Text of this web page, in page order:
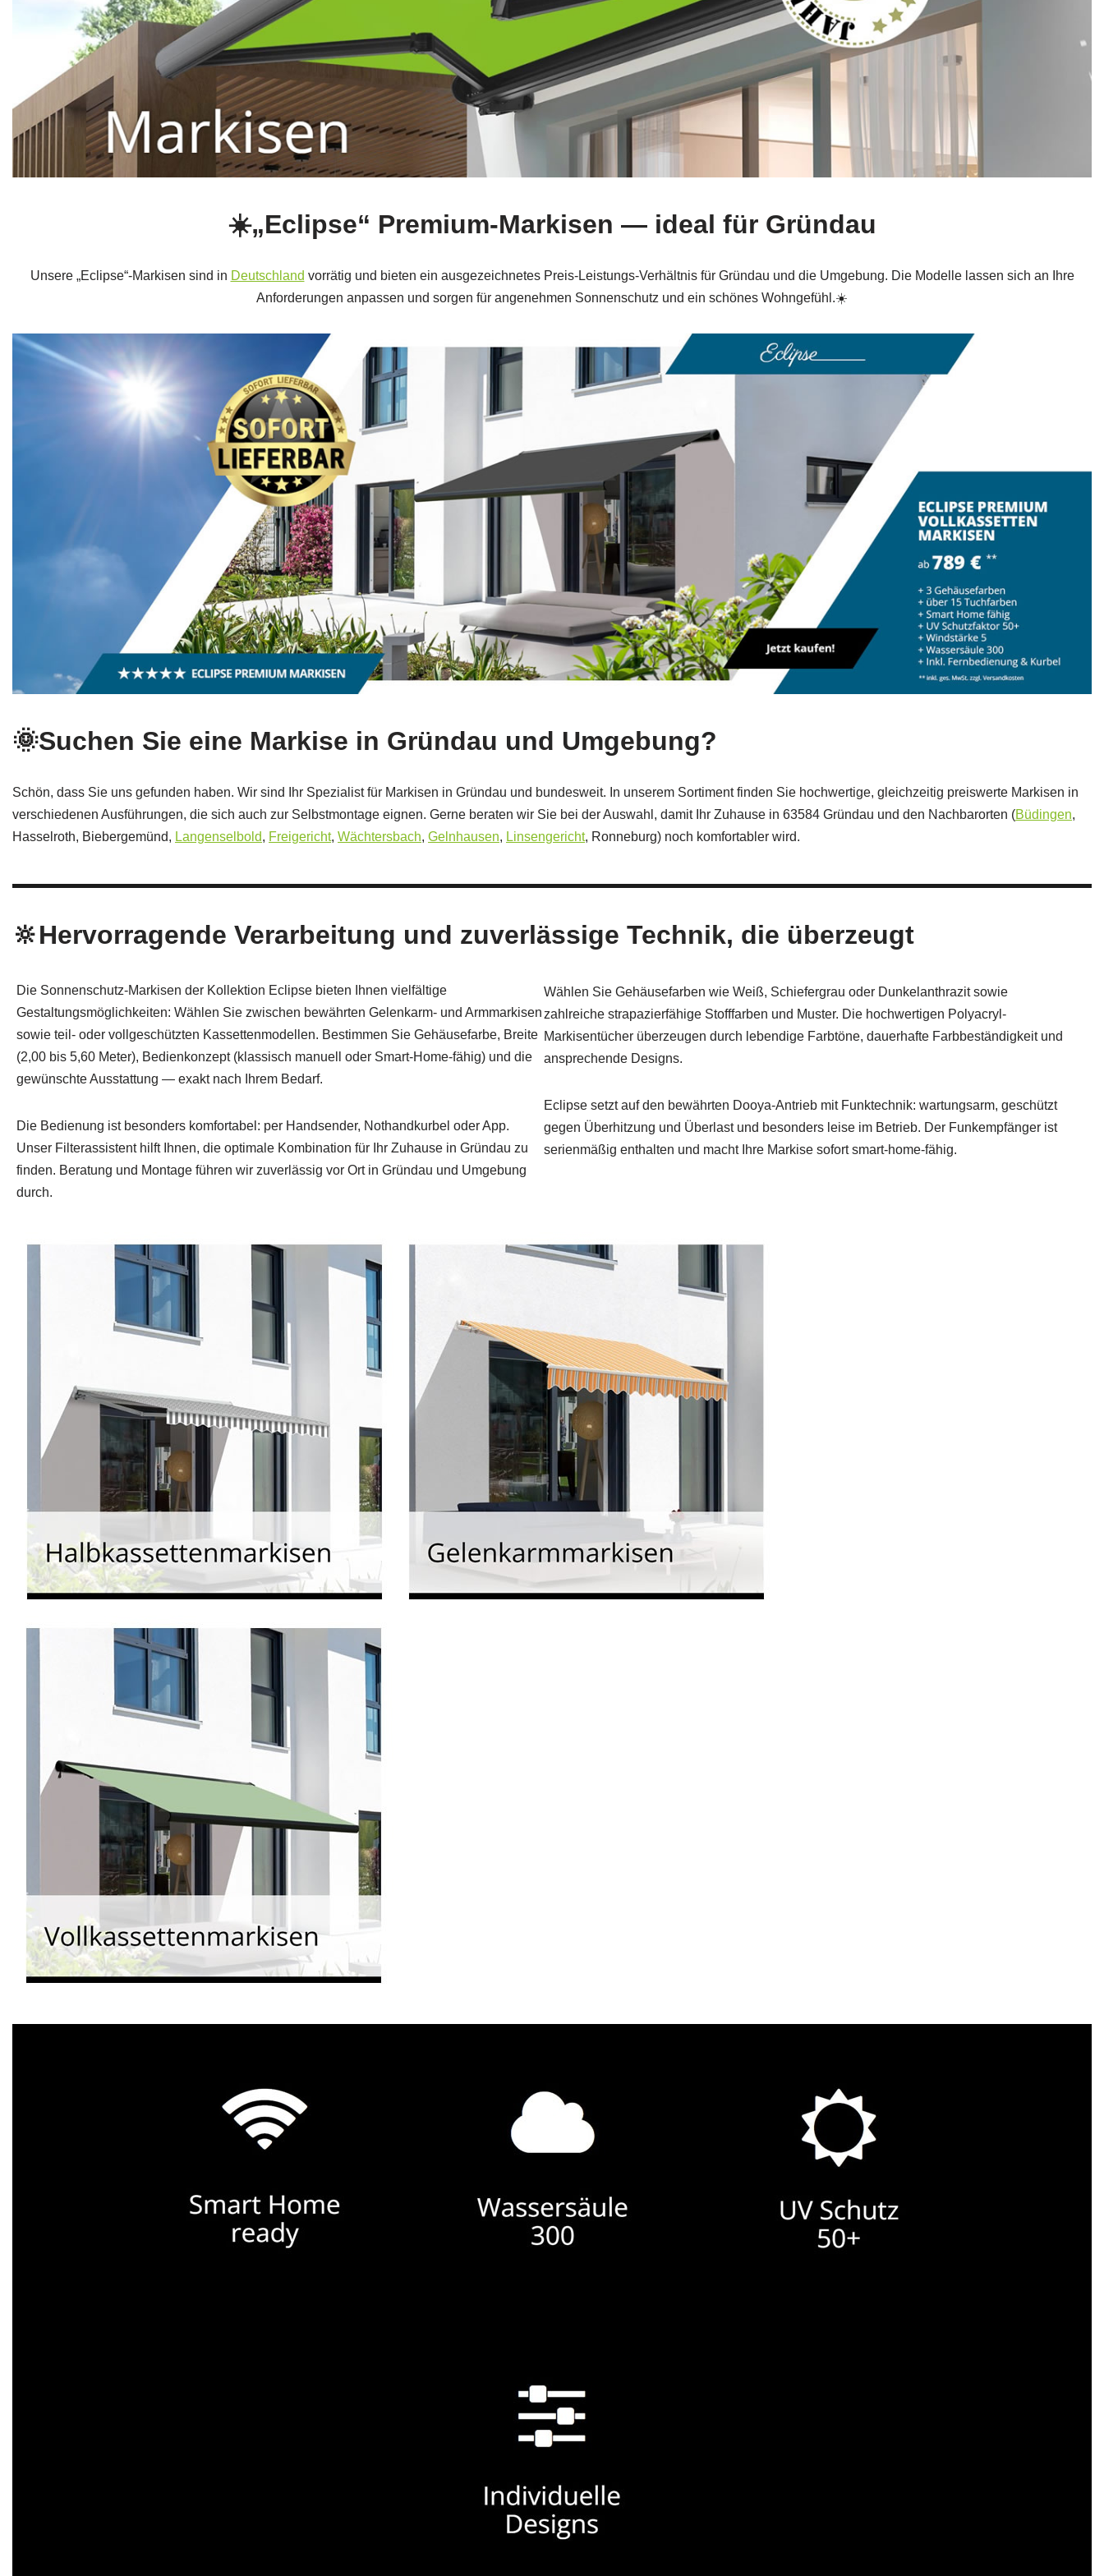
☀️„Eclipse“ Premium-Markisen — ideal für Gründau
Unsere „Eclipse“-Markisen sind in Deutschland vorrätig und bieten ein ausgezeichnetes Preis-Leistungs-Verhältnis für Gründau und die Umgebung. Die Modelle lassen sich an Ihre
Anforderungen anpassen und sorgen für angenehmen Sonnenschutz und ein schönes Wohngefühl.☀️
🌞Suchen Sie eine Markise in Gründau und Umgebung?
Schön, dass Sie uns gefunden haben. Wir sind Ihr Spezialist für Markisen in Gründau und bundesweit. In unserem Sortiment finden Sie hochwertige, gleichzeitig preiswerte Markisen in
verschiedenen Ausführungen, die sich auch zur Selbstmontage eignen. Gerne beraten wir Sie bei der Auswahl, damit Ihr Zuhause in 63584 Gründau und den Nachbarorten (Büdingen,
Hasselroth, Biebergemünd, Langenselbold, Freigericht, Wächtersbach, Gelnhausen, Linsengericht, Ronneburg) noch komfortabler wird.
🔆Hervorragende Verarbeitung und zuverlässige Technik, die überzeugt
Die Sonnenschutz-Markisen der Kollektion Eclipse bieten Ihnen vielfältige
Gestaltungsmöglichkeiten: Wählen Sie zwischen bewährten Gelenkarm- und Armmarkisen
sowie teil- oder vollgeschützten Kassettenmodellen. Bestimmen Sie Gehäusefarbe, Breite
(2,00 bis 5,60 Meter), Bedienkonzept (klassisch manuell oder Smart‑Home‑fähig) und die
gewünschte Ausstattung — exakt nach Ihrem Bedarf.
Die Bedienung ist besonders komfortabel: per Handsender, Nothandkurbel oder App.
Unser Filterassistent hilft Ihnen, die optimale Kombination für Ihr Zuhause in Gründau zu
finden. Beratung und Montage führen wir zuverlässig vor Ort in Gründau und Umgebung
durch.
Wählen Sie Gehäusefarben wie Weiß, Schiefergrau oder Dunkelanthrazit sowie
zahlreiche strapazierfähige Stofffarben und Muster. Die hochwertigen Polyacryl-
Markisentücher überzeugen durch lebendige Farbtöne, dauerhafte Farbbeständigkeit und
ansprechende Designs.
Eclipse setzt auf den bewährten Dooya-Antrieb mit Funktechnik: wartungsarm, geschützt
gegen Überhitzung und Überlast und besonders leise im Betrieb. Der Funkempfänger ist
serienmäßig enthalten und macht Ihre Markise sofort smart‑home‑fähig.